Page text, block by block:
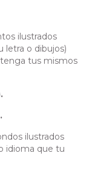
ilustrados
letra o dibujos)
tus mismos
ilustrados
idioma que tu